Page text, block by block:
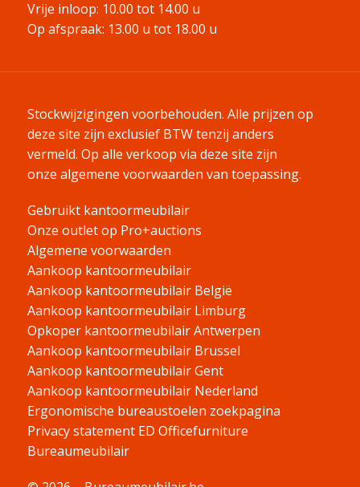
Vrije inloop: 10.00 tot 14.00 u
Op afspraak: 13.00 u tot 18.00 u
Stockwijzigingen voorbehouden. Alle prijzen op
deze site zijn exclusief BTW tenzij anders
vermeld. Op alle verkoop via deze site zijn
onze algemene voorwaarden van toepassing.
Gebruikt kantoormeubilair
Onze outlet op Pro+auctions
Algemene voorwaarden
Aankoop kantoormeubilair
Aankoop kantoormeubilair België
Aankoop kantoormeubilair Limburg
Opkoper kantoormeubilair Antwerpen
Aankoop kantoormeubilair Brussel
Aankoop kantoormeubilair Gent
Aankoop kantoormeubilair Nederland
Ergonomische bureaustoelen zoekpagina
Privacy statement ED Officefurniture
Bureaumeubilair